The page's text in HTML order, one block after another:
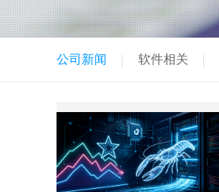
公司新闻 软件相关